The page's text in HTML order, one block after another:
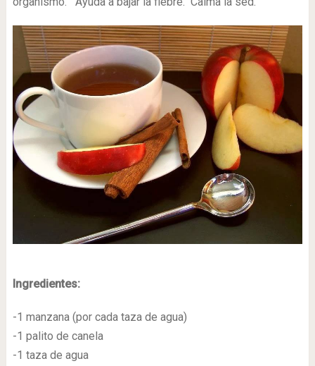
Ingredientes:
-1 manzana (por cada taza de agua)
-1 palito de canela
-1 taza de agua